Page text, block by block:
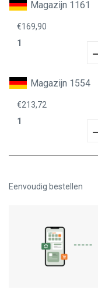
Magazijn 1161
€169,90
1
Magazijn 1554
€213,72
1
Eenvoudig bestellen